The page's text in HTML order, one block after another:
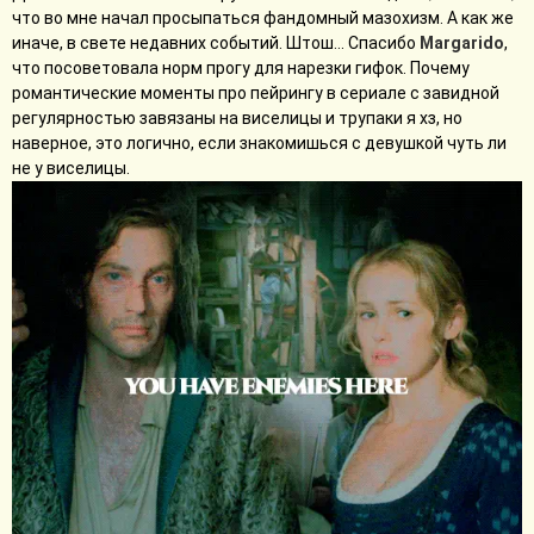
нынешней шоураннера, так что мб сцена и снималась
отдельно. Съемки актеров там, по крайней мере, достаточно
примитивные, как будто недостаточно рукастый оператор
снимал или еще что, хз. Да вообще примитивная сцена, по
существу, спасибо за Пози с её лордом.
Дафна вообще прекрасная. Одновременно и такая вся нежно-
романтичная барышня и стальная леди. Прекрасная
иллюстрация, что можно написать сильного женского
персонажа без приевшейся темы королевы феминизма.
К вопросу о королевах феминизма: Элоиза временами прям
отвратительно ведет себя с окружающими. Дафна выходит
замуж? Отличный повод рассказать ей, каким отвратительным
ты считаешь брак. С Гиацинт в четвертом сезоне это вылилось
в жабогадюкинг, потому что Гиацинт тоже эгоистка, которая
занята только собой.
В целом феминизм Элоизы очень смешная штука, потому что
она о нем много говорит, но нифига не делает. Могла бы на
карманные деньги печатать листовки о женских правах/
что во мне начал просыпаться фандомный мазохизм. А как же
иначе, в свете недавних событий. Штош... Спасибо Margarido,
что посоветовала норм прогу для нарезки гифок. Почему
романтические моменты про пейрингу в сериале с завидной
регулярностью завязаны на виселицы и трупаки я хз, но
наверное, это логично, если знакомишься с девушкой чуть ли
не у виселицы.